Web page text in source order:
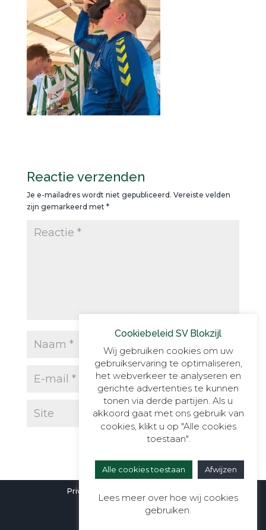
Reactie verzenden
Je e-mailadres wordt niet gepubliceerd. Vereiste velden
zijn gemarkeerd met *
Privacyverklaring
Cookiebeleid SV Blokzijl
Wij gebruiken cookies om uw
gebruikservaring te optimaliseren,
het webverkeer te analyseren en
gerichte advertenties te kunnen
tonen via derde partijen. Als u
akkoord gaat met ons gebruik van
cookies, klikt u op "Alle cookies
toestaan".
Alle cookies toestaan Afwijzen
Lees meer over hoe wij cookies
gebruiken.